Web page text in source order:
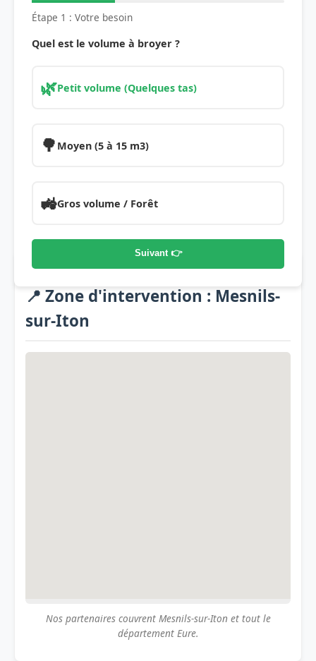
Étape 1 : Votre besoin
Quel est le volume à broyer ?
🌿Petit volume (Quelques tas)
🌳 Moyen (5 à 15 m3)
🚜Gros volume / Forêt
Suivant 👉
📍 Zone d'intervention : Mesnils-
sur-Iton
Nos partenaires couvrent Mesnils-sur-Iton et tout le
département Eure.